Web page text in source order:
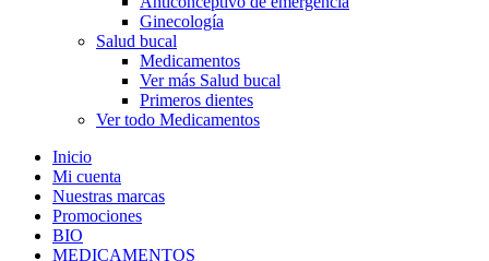
Ginecología
Salud bucal
Medicamentos
Ver más Salud bucal
Primeros dientes
Ver todo Medicamentos
Inicio
Mi cuenta
Nuestras marcas
Promociones
BIO
MEDICAMENTOS